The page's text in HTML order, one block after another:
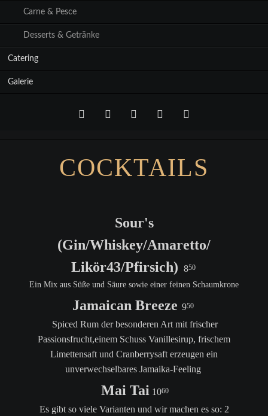
Carne & Pesce
Desserts & Getränke
Catering
Galerie
COCKTAILS
Sour's
(Gin/Whiskey/Amaretto/
Likör43/Pfirsich) 850
Ein Mix aus Süße und Säure sowie einer feinen Schaumkrone
Jamaican Breeze 950
Spiced Rum der besonderen Art mit frischer
Passionsfrucht,einem Schuss Vanillesirup, frischem
Limettensaft und Cranberrysaft erzeugen ein
unverwechselbares Jamaika-Feeling
Mai Tai 1060
Es gibt so viele Varianten und wir machen es so: 2